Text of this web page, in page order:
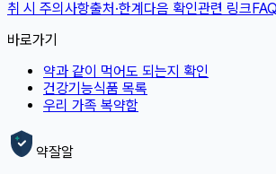
취 시 주의사항출처·한계다음 확인관련 링크FAQ
바로가기
약과 같이 먹어도 되는지 확인
건강기능식품 목록
우리 가족 복약함
약잘알